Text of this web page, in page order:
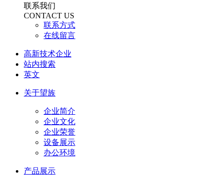
联系我们
CONTACT US
联系方式
在线留言
高新技术企业
站内搜索
英文
关于望族
企业简介
企业文化
企业荣誉
设备展示
办公环境
产品展示